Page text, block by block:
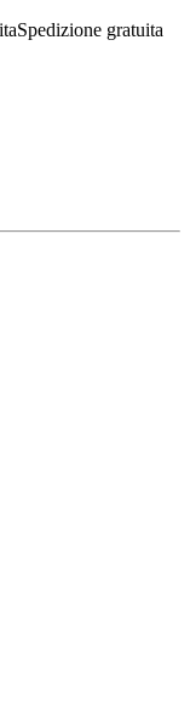
Spedizione gratuita